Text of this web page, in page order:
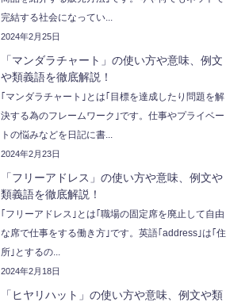
完結する社会になってい...
2024年2月25日
「マンダラチャート」の使い方や意味、例文
や類義語を徹底解説！
｢マンダラチャート｣とは｢目標を達成したり問題を解
決する為のフレームワーク｣です。仕事やプライベー
トの悩みなどを日記に書...
2024年2月23日
「フリーアドレス」の使い方や意味、例文や
類義語を徹底解説！
｢フリーアドレス｣とは｢職場の固定席を廃止して自由
な席で仕事をする働き方｣です。英語｢address｣は｢住
所｣とするの...
2024年2月18日
「ヒヤリハット」の使い方や意味、例文や類